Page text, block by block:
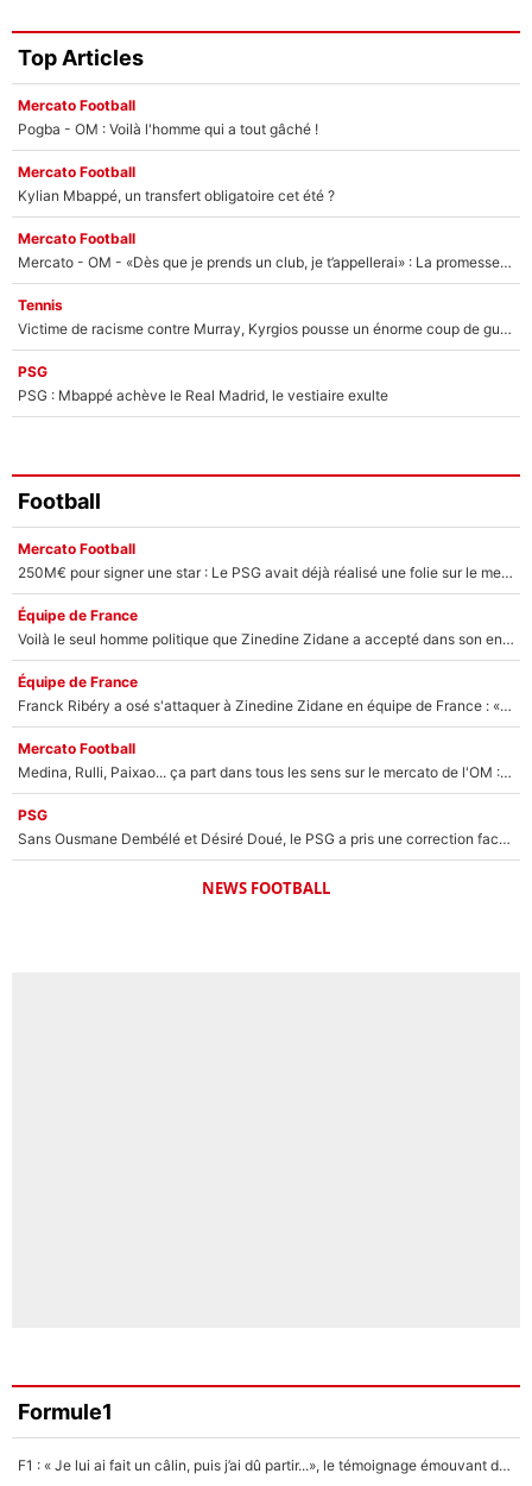
Top Articles
Mercato Football
Pogba - OM : Voilà l'homme qui a tout gâché !
Mercato Football
Kylian Mbappé, un transfert obligatoire cet été ?
Mercato Football
Mercato - OM - «Dès que je prends un club, je t’appellerai» : La promesse de Marcelino au moment de claquer la porte
Tennis
Victime de racisme contre Murray, Kyrgios pousse un énorme coup de gueule !
PSG
PSG : Mbappé achève le Real Madrid, le vestiaire exulte
Football
Mercato Football
250M€ pour signer une star : Le PSG avait déjà réalisé une folie sur le mercato bien avant Neymar !
Équipe de France
Voilà le seul homme politique que Zinedine Zidane a accepté dans son entourage : «Je garde un très bon souvenir de lui»
Équipe de France
Franck Ribéry a osé s'attaquer à Zinedine Zidane en équipe de France : «Je n'aurais jamais fait ça»
Mercato Football
Medina, Rulli, Paixao... ça part dans tous les sens sur le mercato de l'OM : Frank McCourt va enfin récupérer l'argent qu'il attend ?
PSG
Sans Ousmane Dembélé et Désiré Doué, le PSG a pris une correction face à Majorque : Luis Enrique attend avec impatience des renforts !
NEWS FOOTBALL
Formule1
F1 : « Je lui ai fait un câlin, puis j’ai dû partir...», le témoignage émouvant de Max Verstappen sur sa fille